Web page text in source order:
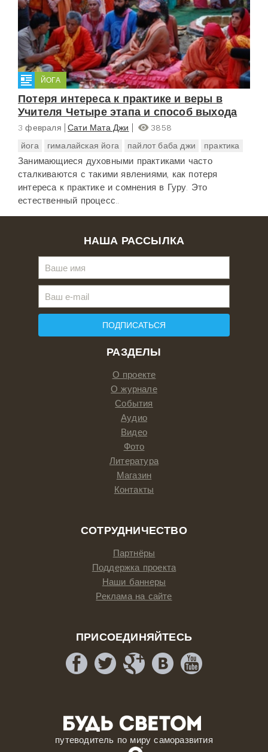
ЙОГА
Потеря интереса к практике и веры в
Учителя Четыре этапа и способ выхода
3 февраля Сати Мата Джи
3858
йога
гималайская йога пайлот баба джи практика
Занимающиеся духовными практиками часто
сталкиваются с такими явлениями, как потеря
интереса к практике и сомнения в Гуру. Это
естественный процесс..
РАЗДЕЛЫ
О проекте
О журнале
События
Аудио
Видео
Фото
Литература
Магазин
Контакты
СОТРУДНИЧЕСТВО
Партнёры
Поддержка проекта
Наши баннеры
Реклама на сайте
ПРИСОЕДИНЯЙТЕСЬ
путеводитель по миру саморазвития
НАША РАССЫЛКА
ПОДПИСАТЬСЯ